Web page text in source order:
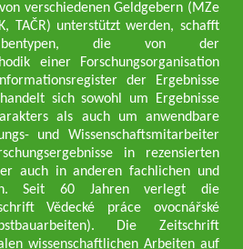
verschiedenen Geldgebern (MZe
TAČR) unterstützt werden, schafft
die von der
einer Forschungsorganisation
der Ergebnisse
sich sowohl um Ergebnisse
als auch um anwendbare
und Wissenschaftsmitarbeiter
in rezensierten
auch in anderen fachlichen und
Seit 60 Jahren verlegt die
Vědecké práce ovocnářské
Die Zeitschrift
wissenschaftlichen Arbeiten auf